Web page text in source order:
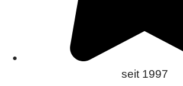
seit 1997